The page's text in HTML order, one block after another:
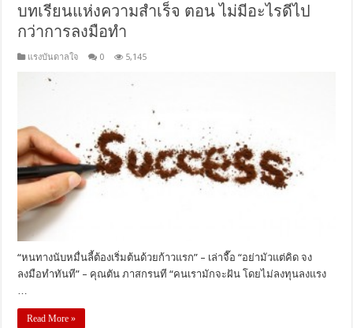
บทเรียนแห่งความสำเร็จ ตอน ไม่มีอะไรดีไป
กว่าการลงมือทำ
แรงบันดาลใจ 0 5,145
“หนทางนับหมื่นลี้ต้องเริ่มต้นด้วยก้าวแรก” – เล่าจื๊อ “อย่ามัวแต่คิด จง
ลงมือทำทันที” – คุณตัน ภาสกรนที “คนเรามักจะฝัน โดยไม่ลงทุนลงแรง
Read More »